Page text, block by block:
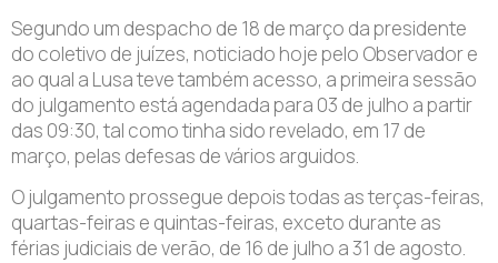
Segundo um despacho de 18 de março da presidente
do coletivo de juízes, noticiado hoje pelo Observador e
ao qual a Lusa teve também acesso, a primeira sessão
do julgamento está agendada para 03 de julho a partir
das 09:30, tal como tinha sido revelado, em 17 de
março, pelas defesas de vários arguidos.
O julgamento prossegue depois todas as terças-feiras,
quartas-feiras e quintas-feiras, exceto durante as
férias judiciais de verão, de 16 de julho a 31 de agosto.